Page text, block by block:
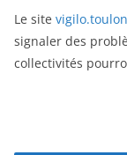
Le site
signaler des
collectivités